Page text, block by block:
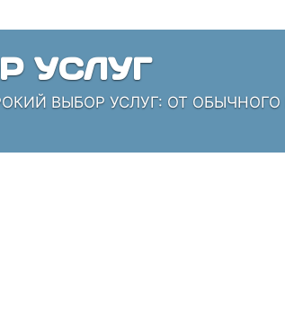
УСЛУГ
ВЫБОР УСЛУГ: ОТ